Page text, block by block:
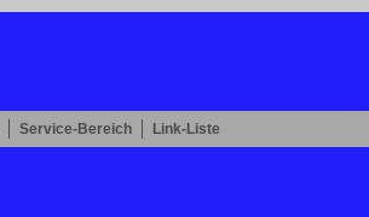
Service-Bereich Link-Liste